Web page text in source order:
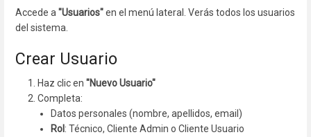
Accede a"Usuarios"en el menú lateral. Verás todos los usuarios
del sistema.
Crear Usuario
Haz clic en "Nuevo Usuario"
Completa:
Datos personales (nombre, apellidos, email)
Rol : Técnico, Cliente Admin o Cliente Usuario